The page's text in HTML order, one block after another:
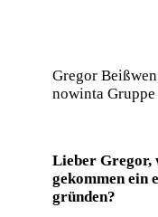
Gregor
nowinta
Lieber Gregor,
gekommen ein
gründen?